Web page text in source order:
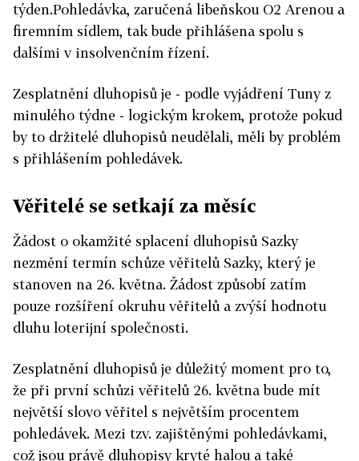
týden.Pohledávka, zaručená libeňskou O2 Arenou a
firemním sídlem, tak bude přihlášena spolu s
dalšími v insolvenčním řízení.
Zesplatnění dluhopisů je - podle vyjádření Tuny z
minulého týdne - logickým krokem, protože pokud
by to držitelé dluhopisů neudělali, měli by problém
s přihlášením pohledávek.
Věřitelé se setkají za měsíc
Žádost o okamžité splacení dluhopisů Sazky
nezmění termín schůze věřitelů Sazky, který je
stanoven na 26. května. Žádost způsobí zatím
pouze rozšíření okruhu věřitelů a zvýší hodnotu
dluhu loterijní společnosti.
Zesplatnění dluhopisů je důležitý moment pro to,
že při první schůzi věřitelů 26. května bude mít
největší slovo věřitel s největším procentem
pohledávek. Mezi tzv. zajištěnými pohledávkami,
což jsou právě dluhopisy kryté halou a také